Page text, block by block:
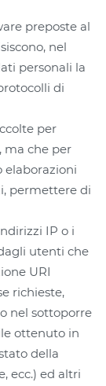
preposte al
nel
personali la
di
per
ma che per
elaborazioni
permettere di
IP o i
utenti che
URI
richieste,
nel sottoporre
ottenuto in
della
ecc.) ed altri